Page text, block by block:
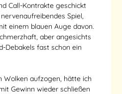
Call-Kontrakte geschickt
Spiel,
einem blauen Auge davon.
aber angesichts
Debakels fast schon ein
Wolken aufzogen, hätte ich
Gewinn wieder schließen